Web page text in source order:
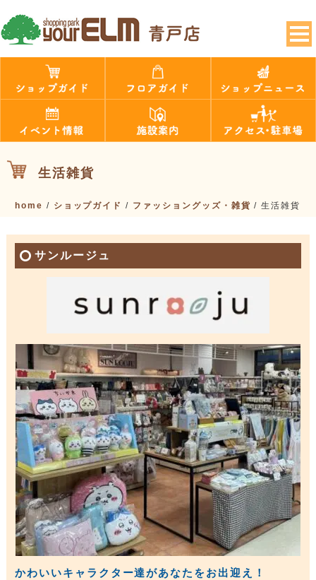
生活雑貨
home / ショップガイド / ファッショングッズ・雑貨 /生活雑貨
サンルージュ
かわいいキャラクター達があなたをお出迎え！